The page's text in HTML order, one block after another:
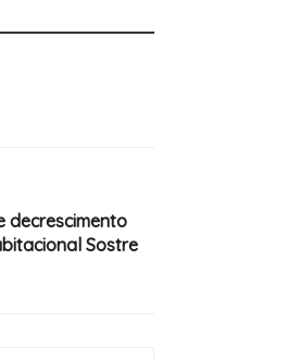
decrescimento
Sostre